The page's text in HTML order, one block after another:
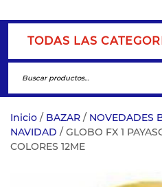
TODAS LAS
Inicio / BAZAR / NOVEDADES
NAVIDAD / GLOBO FX 1
COLORES 12ME